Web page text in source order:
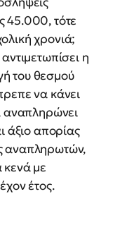
45.000, τότε
χρονιά;
η
του θεσμού
να κάνει
αναπληρώνει
άξιο απορίας
αναπληρωτών,
κενά με
έτος.